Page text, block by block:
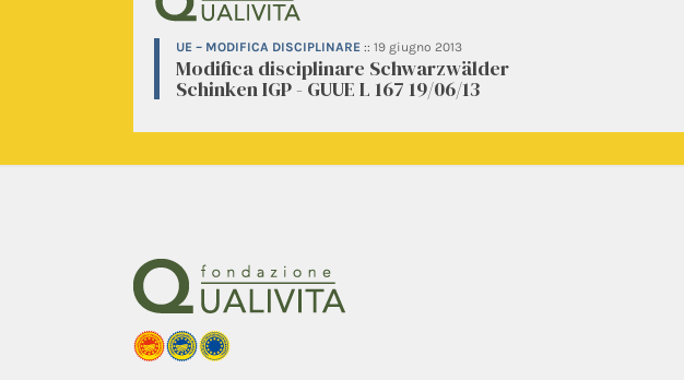
UE – MODIFICA DISCIPLINARE :: 19 giugno 2013
Modifica disciplinare Schwarzwälder
Schinken IGP - GUUE L 167 19/06/13